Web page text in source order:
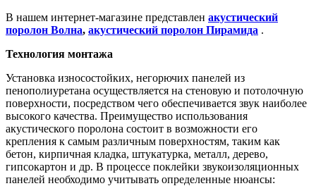
В нашем интернет-магазине представлен акустический
поролон Волна, акустический поролон Пирамида .
Технология монтажа
Установка износостойких, негорючих панелей из
пенополиуретана осуществляется на стеновую и потолочную
поверхности, посредством чего обеспечивается звук наиболее
высокого качества. Преимущество использования
акустического поролона состоит в возможности его
крепления к самым различным поверхностям, таким как
бетон, кирпичная кладка, штукатурка, металл, дерево,
гипсокартон и др. В процессе поклейки звукоизоляционных
панелей необходимо учитывать определенные нюансы: